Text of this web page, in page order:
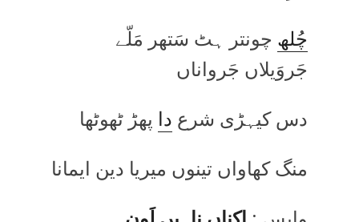
چُلھ چونتر ہٹ سَتھر مَلّے
جَروَیلاں جَرواناں
دس کیہڑی شرع دا پھڑ ٹھوٹھا
منگ کھاواں تینوں میریا دین ایمانا